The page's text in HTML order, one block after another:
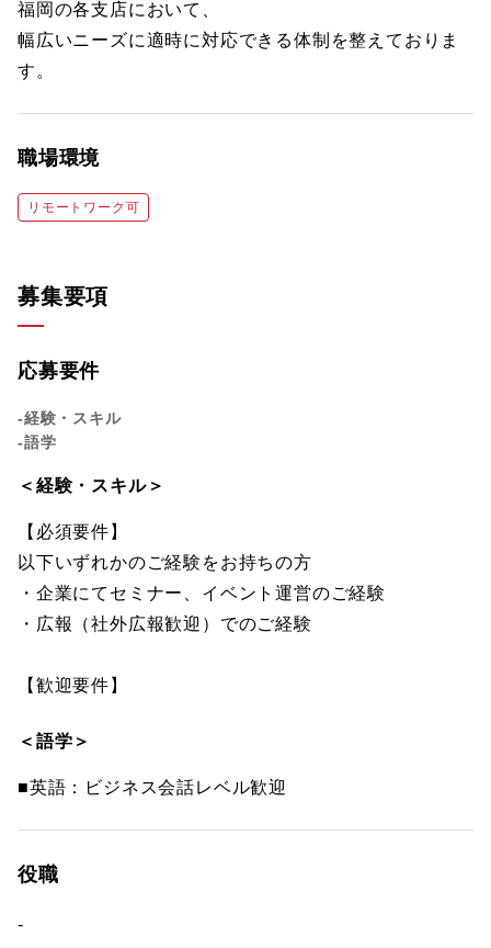
福岡の各支店において、
幅広いニーズに適時に対応できる体制を整えておりま
す。
職場環境
リモートワーク可
募集要項
応募要件
-経験・スキル
-語学
＜経験・スキル＞
【必須要件】
以下いずれかのご経験をお持ちの方
・企業にてセミナー、イベント運営のご経験
・広報（社外広報歓迎）でのご経験
【歓迎要件】
＜語学＞
■英語：ビジネス会話レベル歓迎
役職
-